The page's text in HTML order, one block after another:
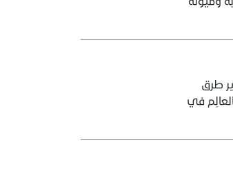
طرق
في